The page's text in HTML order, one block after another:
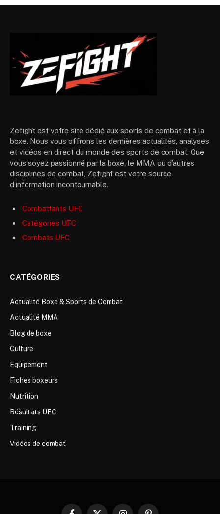
Zefight est votre site dédié aux sports de combat et à la
boxe. Nous vous offrons les dernières actualités, analyses
et vidéos en direct du monde des sports de combat. Que
vous soyez passionné par la boxe, le MMA ou d’autres
disciplines de combat, Zefight est votre source
d’information incontournable.
Combattants UFC
Catégories UFC
Combats UFC
CATÉGORIES
Actualité Boxe & Sports de Combat
Actualité MMA
Blog de boxe
Culture
Equipement
Fiches boxeurs
Nutrition
Résultats UFC
Training
Vidéos de combat